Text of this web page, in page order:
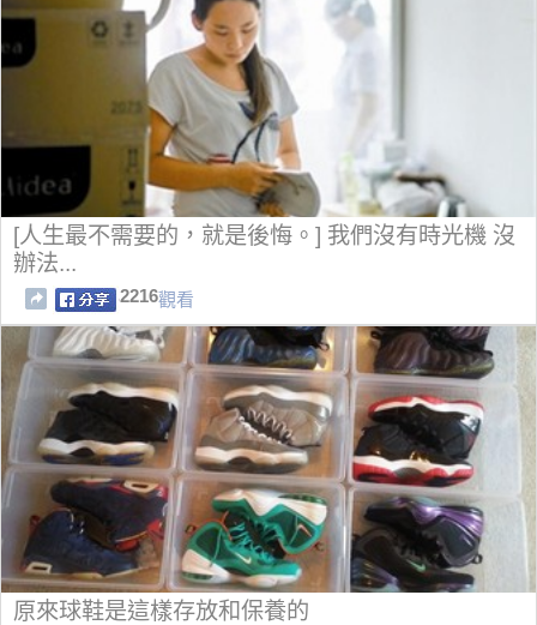
[人生最不需要的，就是後悔。] 我們沒有時光機 沒
辦法...
2216觀看
原來球鞋是這樣存放和保養的